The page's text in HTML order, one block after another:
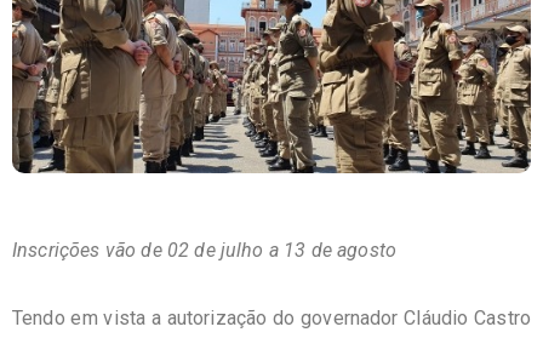
Inscrições vão de 02 de julho a 13 de agosto
Tendo em vista a autorização do governador Cláudio Castro